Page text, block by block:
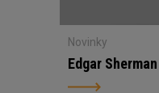
Novinky
Edgar